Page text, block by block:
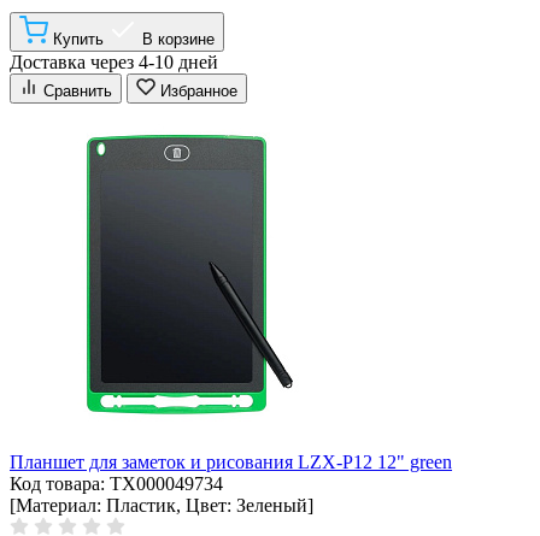
Купить В корзине
Доставка через 4-10 дней
Сравнить Избранное
Планшет для заметок и рисования LZX-P12 12" green
Код товара: ТХ000049734
[Материал: Пластик, Цвет: Зеленый]